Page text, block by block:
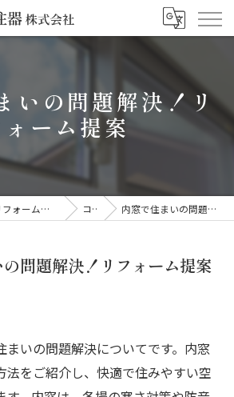
いの問題解決！リ
ォーム提案
東京都八王子市のリフォームならコスモトーヨー住器株式会社 コラム 内窓で住まいの問題解決！リフォーム提案
問題解決！リフォーム提案
まいの問題解決についてです。内窓
法をご紹介し、快適で住みやすい空